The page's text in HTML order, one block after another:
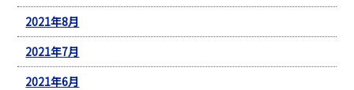
2021年8月
2021年7月
2021年6月